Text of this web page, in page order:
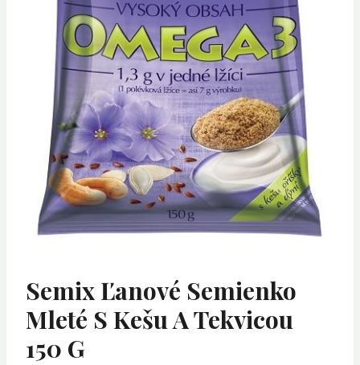
Semix Ľanové Semienko
Mleté S Kešu A Tekvicou
150 G